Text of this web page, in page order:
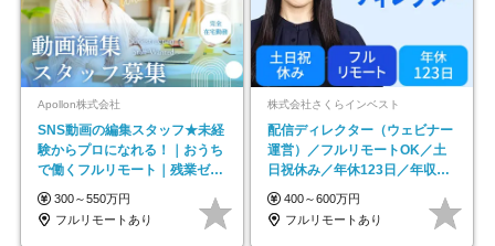
Apollon株式会社
SNS動画の編集スタッフ★未経
験からプロになれる！｜おうち
で働くフルリモート｜残業ゼロ
で18時退勤◎
300～550万円
フルリモートあり
株式会社さくらインベスト
配信ディレクター（ウェビナー
運営）／フルリモートOK／土
日祝休み／年休123日／年収
600万円可
400～600万円
フルリモートあり